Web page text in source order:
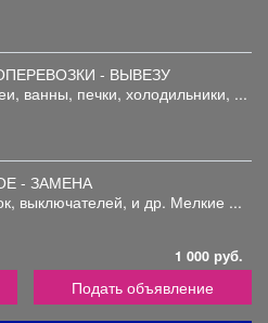
- ВЫВЕЗУ
ванны, печки, холодильники, ...
- ЗАМЕНА
выключателей, и др. Мелкие ...
1 000 руб.
Подать объявление